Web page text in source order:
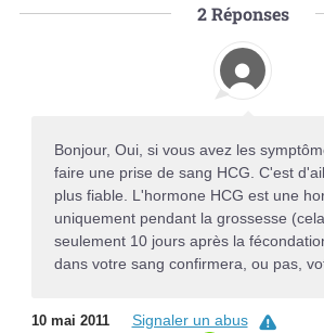
2Réponses
Bonjour, Oui, si vous avez les
faire une prise de sang HCG. C'est
plus fiable. L'hormone HCG est une
uniquement pendant la grossesse
seulement 10 jours après la
dans votre sang confirmera, ou pas,
10 mai 2011
Signaler un abus